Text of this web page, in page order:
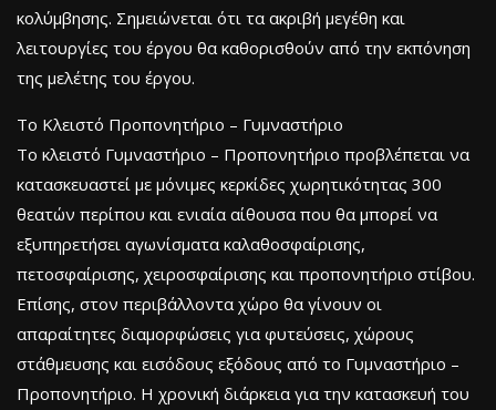
κολύμβησης. Σημειώνεται ότι τα ακριβή μεγέθη και
λειτουργίες του έργου θα καθορισθούν από την εκπόνηση
της μελέτης του έργου.
Το Κλειστό Προπονητήριο – Γυμναστήριο
Το κλειστό Γυμναστήριο – Προπονητήριο προβλέπεται να
κατασκευαστεί με μόνιμες κερκίδες χωρητικότητας 300
θεατών περίπου και ενιαία αίθουσα που θα μπορεί να
εξυπηρετήσει αγωνίσματα καλαθοσφαίρισης,
πετοσφαίρισης, χειροσφαίρισης και προπονητήριο στίβου.
Επίσης, στον περιβάλλοντα χώρο θα γίνουν οι
απαραίτητες διαμορφώσεις για φυτεύσεις, χώρους
στάθμευσης και εισόδους εξόδους από το Γυμναστήριο –
Προπονητήριο. Η χρονική διάρκεια για την κατασκευή του